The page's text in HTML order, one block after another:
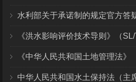
水利部关于承诺制的规定官方答
《中华人民共和国土地管理法》